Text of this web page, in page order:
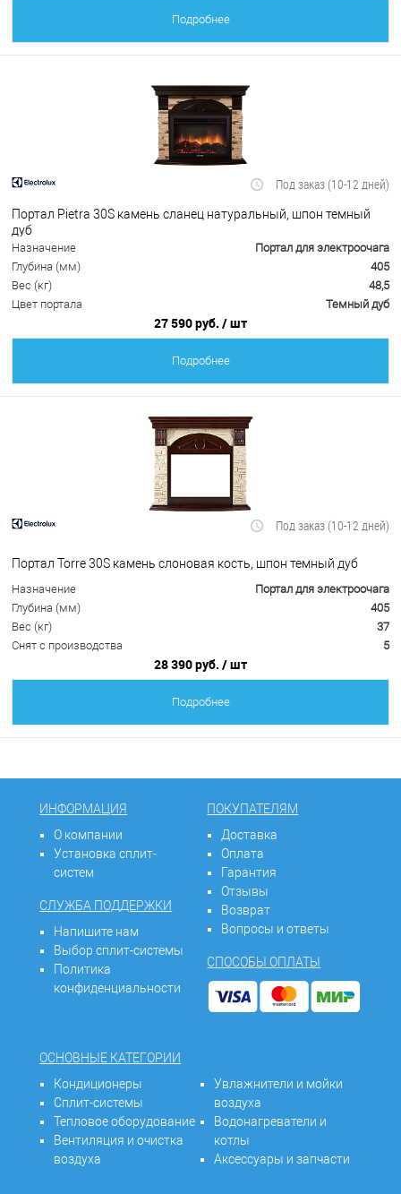
Подробнее
Под заказ (10-12 дней)
Портал Pietra 30S камень сланец натуральный, шпон темный
дуб
Назначение
Портал для электроочага
Глубина (мм)
405
Вес (кг)
48,5
Цвет портала
Темный дуб
27 590 руб. / шт
Подробнее
Под заказ (10-12 дней)
Портал Torre 30S камень слоновая кость, шпон темный дуб
Назначение
Портал для электроочага
Глубина (мм)
405
Вес (кг)
37
Снят с производства
5
28 390 руб. / шт
Подробнее
ИНФОРМАЦИЯ
О компании
Установка сплит-
систем
СЛУЖБА ПОДДЕРЖКИ
Напишите нам
Выбор сплит-системы
Политика
конфиденциальности
ПОКУПАТЕЛЯМ
Доставка
Оплата
Гарантия
Отзывы
Возврат
Вопросы и ответы
СПОСОБЫ ОПЛАТЫ
ОСНОВНЫЕ КАТЕГОРИИ
Кондиционеры
Сплит-системы
Тепловое оборудование
Вентиляция и очистка
воздуха
Увлажнители и мойки
воздуха
Водонагреватели и
котлы
Аксессуары и запчасти